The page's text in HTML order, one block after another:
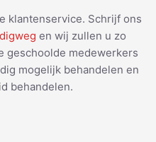
klantenservice. Schrijf ons
en wij zullen u zo
geschoolde medewerkers
mogelijk behandelen en
behandelen.